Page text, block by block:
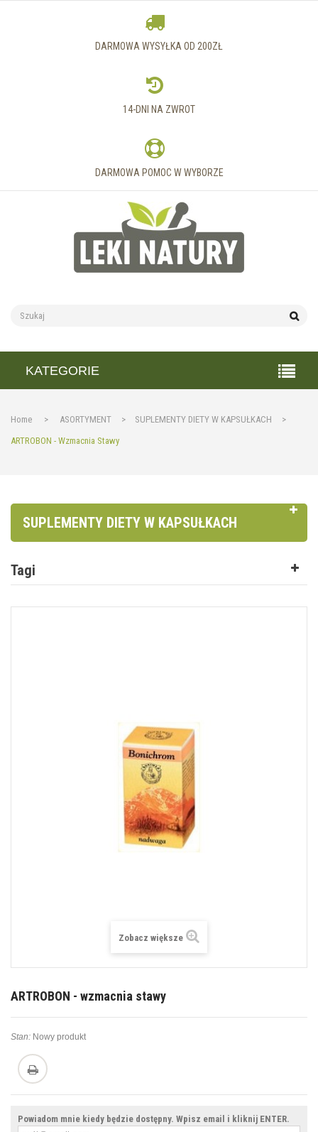
DARMOWA WYSYŁKA OD 200ZŁ
14-DNI NA ZWROT
DARMOWA POMOC W WYBORZE
KATEGORIE
Home > ASORTYMENT > SUPLEMENTY DIETY W KAPSUŁKACH
>
ARTROBON - Wzmacnia Stawy
SUPLEMENTY DIETY W KAPSUŁKACH
Tagi
Zobacz większe
ARTROBON - wzmacnia stawy
Stan: Nowy produkt
Powiadom mnie kiedy będzie dostępny. Wpisz email i kliknij ENTER.